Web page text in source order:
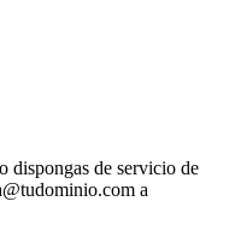
dispongas de servicio de
a